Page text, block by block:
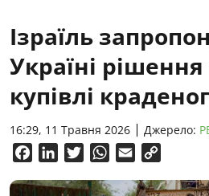
Ізраїль
Україні
купівлі
16:29, 11 Травня 2026 Джерело:
FacebookLinkedInTwitterWhatsApp
Email